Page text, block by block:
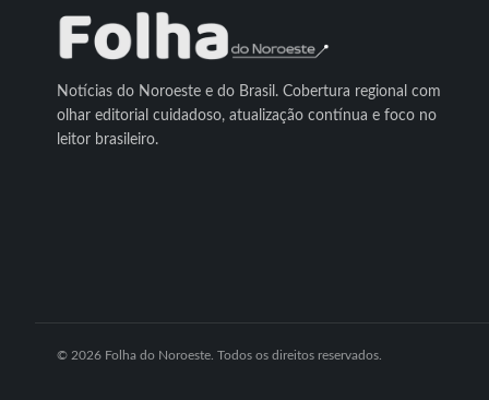
Notícias do Noroeste e do Brasil. Cobertura regional com
olhar editorial cuidadoso, atualização contínua e foco no
leitor brasileiro.
© 2026 Folha do Noroeste. Todos os direitos reservados.